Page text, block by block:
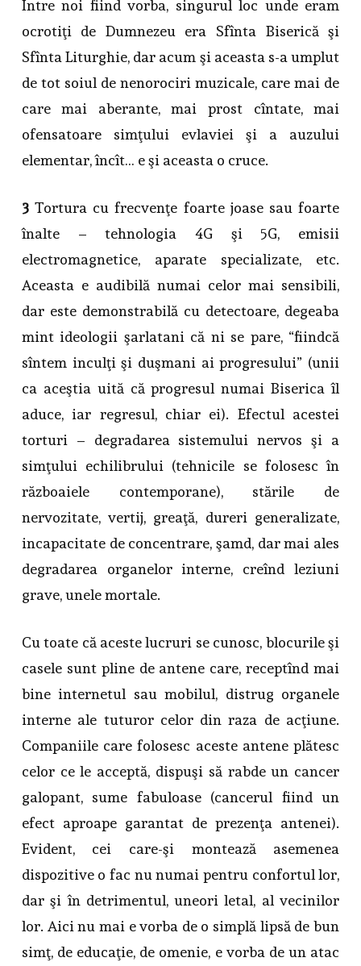
Între noi fiind vorba, singurul loc unde eram
ocrotiţi de Dumnezeu era Sfînta Biserică şi
Sfînta Liturghie, dar acum şi aceasta s-a umplut
de tot soiul de nenorociri muzicale, care mai de
care mai aberante, mai prost cîntate, mai
ofensatoare simţului evlaviei şi a auzului
elementar, încît… e şi aceasta o cruce.
3Tortura cu frecvenţe foarte joase sau foarte
înalte – tehnologia 4G şi 5G, emisii
electromagnetice, aparate specializate, etc.
Aceasta e audibilă numai celor mai sensibili,
dar este demonstrabilă cu detectoare, degeaba
mint ideologii şarlatani că ni se pare, “fiindcă
sîntem inculţi şi duşmani ai progresului” (unii
ca aceştia uită că progresul numai Biserica îl
aduce, iar regresul, chiar ei). Efectul acestei
torturi – degradarea sistemului nervos şi a
simţului echilibrului (tehnicile se folosesc în
războaiele contemporane), stările de
nervozitate, vertij, greaţă, dureri generalizate,
incapacitate de concentrare, şamd, dar mai ales
degradarea organelor interne, creînd leziuni
grave, unele mortale.
Cu toate că aceste lucruri se cunosc, blocurile şi
casele sunt pline de antene care, receptînd mai
bine internetul sau mobilul, distrug organele
interne ale tuturor celor din raza de acţiune.
Companiile care folosesc aceste antene plătesc
celor ce le acceptă, dispuşi să rabde un cancer
galopant, sume fabuloase (cancerul fiind un
efect aproape garantat de prezenţa antenei).
Evident, cei care-şi montează asemenea
dispozitive o fac nu numai pentru confortul lor,
dar şi în detrimentul, uneori letal, al vecinilor
lor. Aici nu mai e vorba de o simplă lipsă de bun
simţ, de educaţie, de omenie, e vorba de un atac